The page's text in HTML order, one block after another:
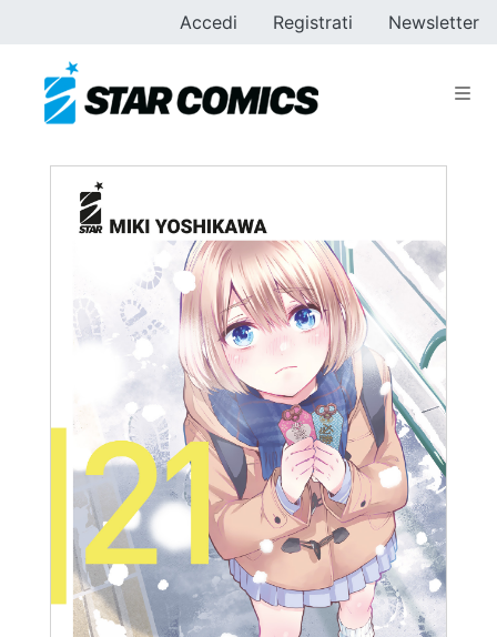
Accedi Registrati Newsletter